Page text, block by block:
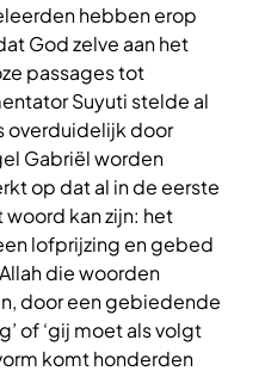
hebben erop
God zelve aan het
passages tot
Suyuti stelde al
overduidelijk door
Gabriël worden
op dat al in de eerste
woord kan zijn: het
lofprijzing en gebed
die woorden
door een gebiedende
of ‘gij moet als volgt
komt honderden